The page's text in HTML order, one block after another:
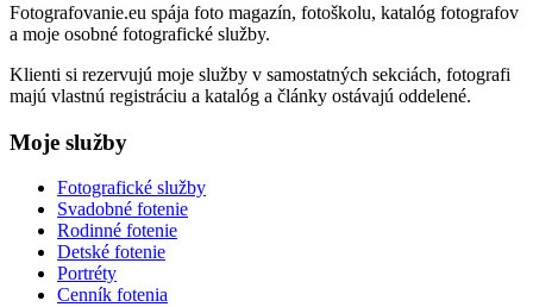
Fotografovanie.eu spája foto magazín, fotoškolu, katalóg fotografov
a moje osobné fotografické služby.
Klienti si rezervujú moje služby v samostatných sekciách, fotografi
majú vlastnú registráciu a katalóg a články ostávajú oddelené.
Moje služby
Fotografické služby
Svadobné fotenie
Rodinné fotenie
Detské fotenie
Portréty
Cenník fotenia